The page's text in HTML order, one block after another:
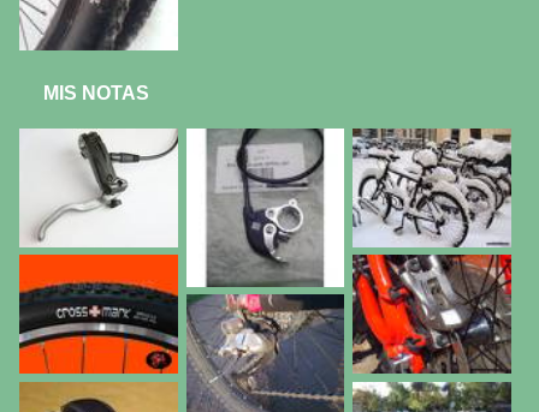
MIS NOTAS